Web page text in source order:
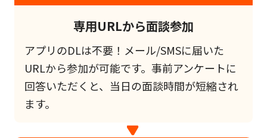
専用URLから面談参加
アプリのDLは不要！メール/SMSに届いた
URLから参加が可能です。事前アンケートに
回答いただくと、当日の面談時間が短縮され
ます。